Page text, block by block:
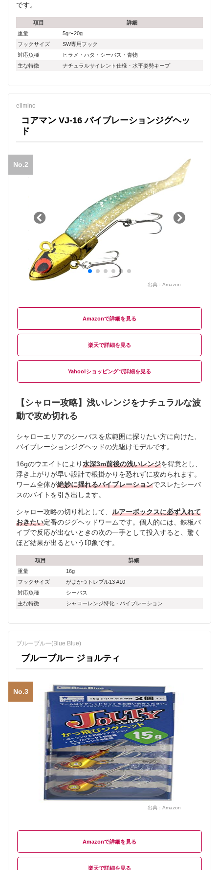
です。
項目
詳細
重量
5g〜20g
フックサイズ
SW専用フック
対応魚種
ヒラメ・ハタ・シーバス・青物
主な特徴
ナチュラルサイレント仕様・水平姿勢キープ
elimino
コアマン VJ-16 バイブレーションジグヘッ
ド
No.2
出典： Amazon
Amazon
楽天
Yahoo!ショッピング
【シャロー攻略】浅いレンジをナチュラルな波
動で攻め切れる
シャローエリアのシーバスを広範囲に探りたい方に向けた、
バイブレーションジグヘッドの先駆けモデルです。
16gのウエイトにより水深3m前後の浅いレンジを得意とし、
浮き上がりが早い設計で根掛かりを恐れずに攻められます。
ワーム全体が絶妙に揺れるバイブレーションでスレたシーバ
スのバイトを引き出します。
シャロー攻略の切り札として、 ルアーボックスに必ず入れて
おきたい定番のジグヘッドワームです。個人的には、鉄板バ
イブで反応が出ないときの次の一手として投入すると、驚く
ほど結果が出るという印象です。
項目
詳細
重量
16g
フックサイズ
がまかつトレブル13 #10
対応魚種
シーバス
主な特徴
シャローレンジ特化・バイブレーション
ブルーブルー(Blue Blue)
ブルーブルー ジョルティ
No.3
出典： Amazon
Amazon
楽天